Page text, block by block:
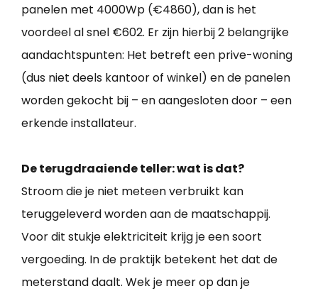
panelen met 4000Wp (€4860), dan is het
voordeel al snel €602. Er zijn hierbij 2 belangrijke
aandachtspunten: Het betreft een prive-woning
(dus niet deels kantoor of winkel) en de panelen
worden gekocht bij – en aangesloten door – een
erkende installateur.
De terugdraaiende teller: wat is dat?
Stroom die je niet meteen verbruikt kan
teruggeleverd worden aan de maatschappij.
Voor dit stukje elektriciteit krijg je een soort
vergoeding. In de praktijk betekent het dat de
meterstand daalt. Wek je meer op dan je